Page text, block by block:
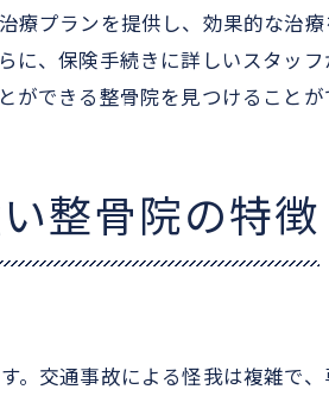
ランの重要性
別治療の内容
った治療プランの作成
整骨院プランの選び方
た整骨院を見つける方法
プランを提供し、効果的な治
、保険手続きに詳しいスタッ
できる整骨院を見つけることが
整骨院の特徴
交通事故による怪我は複雑で